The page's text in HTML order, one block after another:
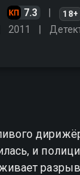
7.3 18+
2011
и